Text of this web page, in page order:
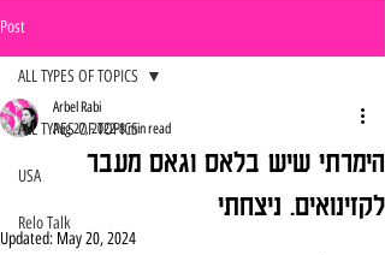
Post
ALL TYPES OF TOPICS
USA
Relo Talk
ALL TYPES OF TOPICS
הימרתי שיש בלאס וגאס מעבר
לקזינואים. ניצחתי
Arbel Rabi
Aug 27, 2022 8 min read
Updated: May 20, 2024